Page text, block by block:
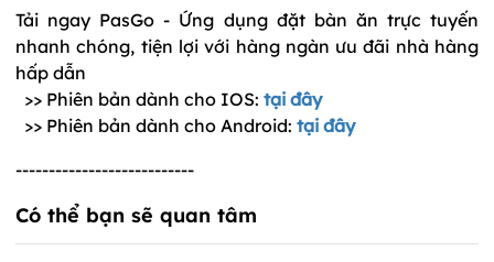
Tải ngay PasGo - Ứng dụng đặt bàn ăn trực tuyến
nhanh chóng, tiện lợi với hàng ngàn ưu đãi nhà hàng
hấp dẫn
>> Phiên bản dành cho IOS: tại đây
>> Phiên bản dành cho Android: tại đây
---------------------------
Có thể bạn sẽ quan tâm